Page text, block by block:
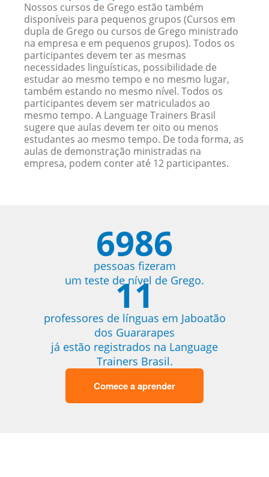
Nossos cursos de Grego estão também
disponíveis para pequenos grupos (Cursos em
dupla de Grego ou cursos de Grego ministrado
na empresa e em pequenos grupos). Todos os
participantes devem ter as mesmas
necessidades linguísticas, possibilidade de
estudar ao mesmo tempo e no mesmo lugar,
também estando no mesmo nível. Todos os
participantes devem ser matriculados ao
mesmo tempo. A Language Trainers Brasil
sugere que aulas devem ter oito ou menos
estudantes ao mesmo tempo. De toda forma, as
aulas de demonstração ministradas na
empresa, podem conter até 12 participantes.
6986
pessoas fizeram
um teste de nível de Grego.
11
professores de línguas em Jaboatão
dos Guararapes
já estão registrados na Language
Trainers Brasil.
Comece a aprender